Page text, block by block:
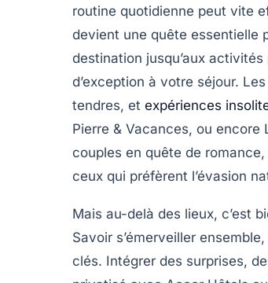
routine quotidienne peut vite
devient une quête essentielle
destination jusqu’aux
d’exception à votre séjour.
tendres, et expériences
Pierre & Vacances, ou
couples en quête de romance,
ceux qui préfèrent l’évasion
Mais au-delà des lieux, c’est
Savoir s’émerveiller
clés. Intégrer des surprises,